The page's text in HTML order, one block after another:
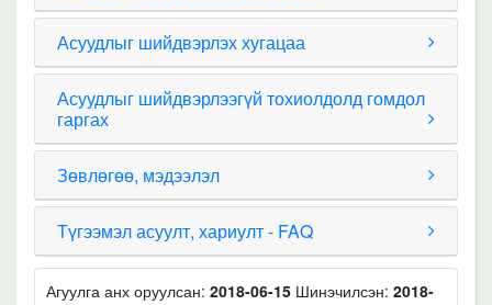
Асуудлыг шийдвэрлэх хугацаа
Асуудлыг шийдвэрлээгүй тохиолдолд гомдол
гаргах
Зөвлөгөө, мэдээлэл
Түгээмэл асуулт, хариулт - FAQ
Агуулга анх оруулсан: 2018-06-15 Шинэчилсэн: 2018-